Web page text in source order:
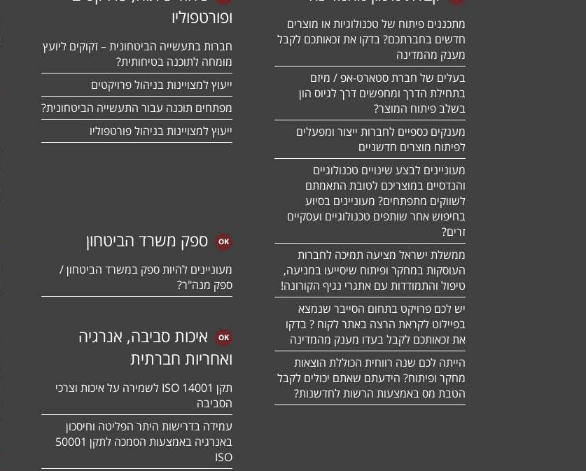
מתכננים פיתוח של טכנולוגיות או מוצרים
חדשים בחברתכם? בדקו את זכאותכם לקבל
מענק מהמדינה
בעלים של חברת סטארט-אפ / מיזם
בתחילת הדרך ומחפשים דרך לגיוס הון
בשלב פיתוח המוצר?
מענקים כספיים לחברות ייצור ומפעלים
לפיתוח מוצרים חדשניים
מעוניינים לבצע שינויים טכנולוגיים
והנדסיים במוצריכם לטובת התאמתם
לשווקים מתפתחים? מעוניינים בסיוע
בחיפוש אחר שותפים טכנולוגיים ועסקיים
זרים?
ממשלת ישראל מציעה תמיכה לחברות
העוסקות במחקר ופיתוח שיסייעו במניעה,
טיפול והתמודדות עם אתגרי נגיף הקורונה!
יש לכם פרויקט בתחום הסייבר שנמצא
בפיילוט לקראת הרצה באתר לקוח ? בדקו
את זכאותכם לקבל בעדו מענק מהמדינה
הייתה לכם שנה רווחית הכוללת הוצאות
מחקר ופיתוח? הידעתם שאתם יכולים לקבל
הטבת מס באמצעות הרשות לחדשנות?
ופורטפוליו
חברות בתעשייה הביטחונית – זקוקים ליועץ
מומחה לתוכנה בטיחותית?
ייעוץ למצויינות בניהול פרויקטים
מפתחים תוכנה עבור התעשייה הביטחונית?
ייעוץ למצויינות בניהול פורטפוליו
ספק משרד הביטחון
מעוניינים להיות ספק במשרד הביטחון /
ספק מנה"ר?
איכות סביבה, אנרגיה
ואחריות חברתית
תקן ISO 14001 לשמירה על איכות וצרכי
הסביבה
עמידה בדרישות היתר הפליטה וחיסכון
באנרגיה באמצעות הסמכה לתקן 50001
ISO